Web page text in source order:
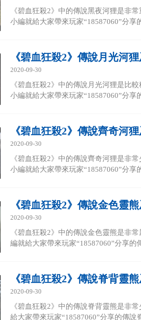
《碧血狂殺2》中的傳說黑夜河狸是非
小編就給大家帶來玩家“18587060”分
《碧血狂殺2》傳說月光河
2020-09-30
《碧血狂殺2》中的傳說月光河狸是比
小編就給大家帶來玩家“18587060”分
《碧血狂殺2》傳說齊奇河
2020-09-30
《碧血狂殺2》中的傳說齊奇河狸是非
小編就給大家帶來玩家“18587060”分
《碧血狂殺2》傳說金色靈
2020-09-30
《碧血狂殺2》中的傳說金色靈熊是非
編就給大家帶來玩家“18587060”分享
《碧血狂殺2》傳說脊背靈
2020-09-30
《碧血狂殺2》中的傳說脊背靈熊是非
給大家帶來玩家“18587060”分享的傳